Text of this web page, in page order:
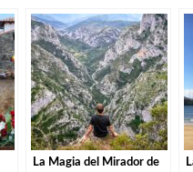
La Magia del Mirador de